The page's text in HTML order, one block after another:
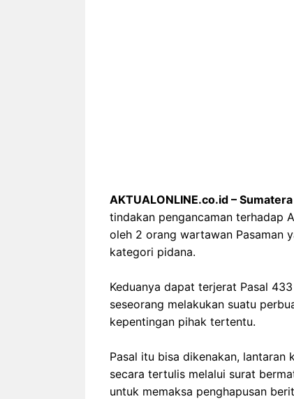
‎AKTUALONLINE.co.id – Sumatera
tindakan pengancaman terhadap
oleh 2 orang wartawan Pasaman
kategori pidana.
‎Keduanya dapat terjerat Pasal
seseorang melakukan suatu
kepentingan pihak tertentu.
‎Pasal itu bisa dikenakan, lantaran
secara tertulis melalui surat
untuk memaksa penghapusan